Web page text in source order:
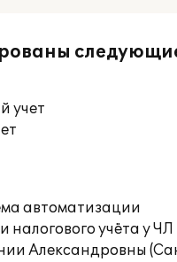
учет
автоматизации
налогового учёта у ЧЛ
Александровны